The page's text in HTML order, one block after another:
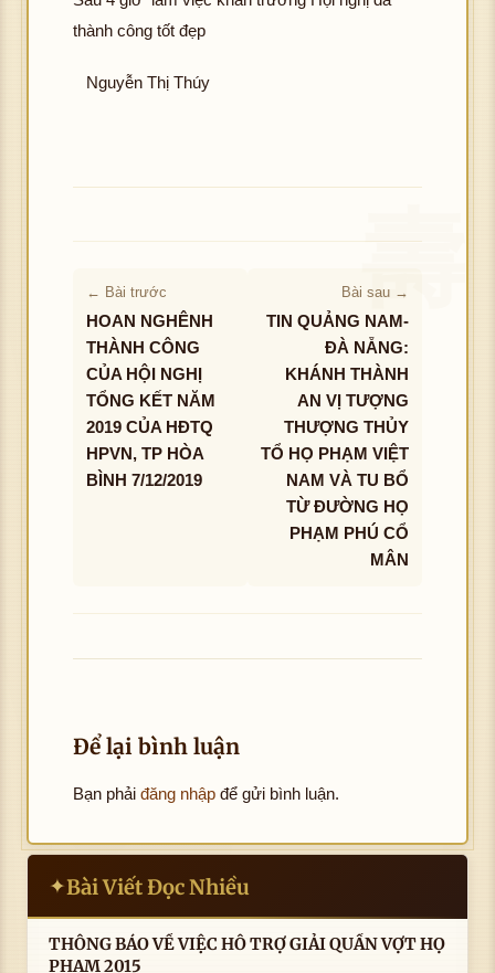
thành công tốt đẹp
Nguyễn Thị Thúy
← Bài trước
HOAN NGHÊNH
THÀNH CÔNG
CỦA HỘI NGHỊ
TỔNG KẾT NĂM
2019 CỦA HĐTQ
HPVN, TP HÒA
BÌNH 7/12/2019
Bài sau →
TIN QUẢNG NAM-
ĐÀ NẴNG:
KHÁNH THÀNH
AN VỊ TƯỢNG
THƯỢNG THỦY
TỔ HỌ PHẠM VIỆT
NAM VÀ TU BỔ
TỪ ĐƯỜNG HỌ
PHẠM PHÚ CỔ
MÂN
Để lại bình luận
Bạn phải đăng nhập để gửi bình luận.
✦Bài Viết Đọc Nhiều
THÔNG BÁO VỀ VIỆC HỖ TRỢ GIẢI QUẦN VỢT HỌ
PHẠM 2015